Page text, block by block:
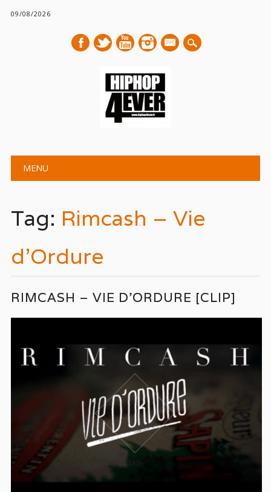
09/08/2026
mail
Main menu
MENU
Tag: Rimcash – Vie
d’Ordure
RIMCASH – VIE D’ORDURE [CLIP]